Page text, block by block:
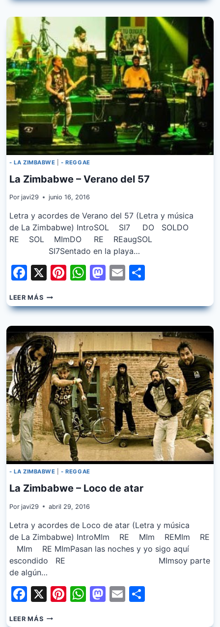
–
OTRA
VEZ
TE
VAS
- LA ZIMBABWE |- REGGAE
La Zimbabwe – Verano del 57
Por javi29 junio 16, 2016
Letra y acordes de Verano del 57 (Letra y música
de La Zimbabwe) IntroSOL SI7 DO SOLDO
RE SOL MImDO RE REaugSOL
SI7Sentado en la playa…
Facebook
X Pinterest
WhatsApp
Mastodon
Email
LEER MÁSLA
ZIMBABWE
–
DEL
57
- LA ZIMBABWE |- REGGAE
La Zimbabwe – Loco de atar
Por javi29 abril 29, 2016
Letra y acordes de Loco de atar (Letra y música
de La Zimbabwe) IntroMIm RE MIm REMIm RE
MIm RE MImPasan las noches y yo sigo aquí
escondido RE MImsoy parte
de algún…
Facebook
X Pinterest
WhatsApp
Mastodon
Email
LEER MÁSLA